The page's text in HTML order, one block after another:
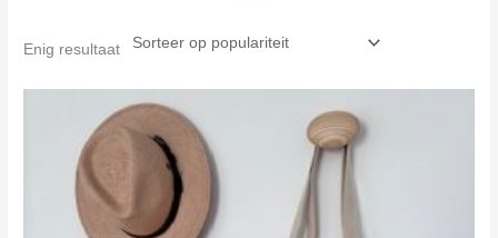
Enig resultaat